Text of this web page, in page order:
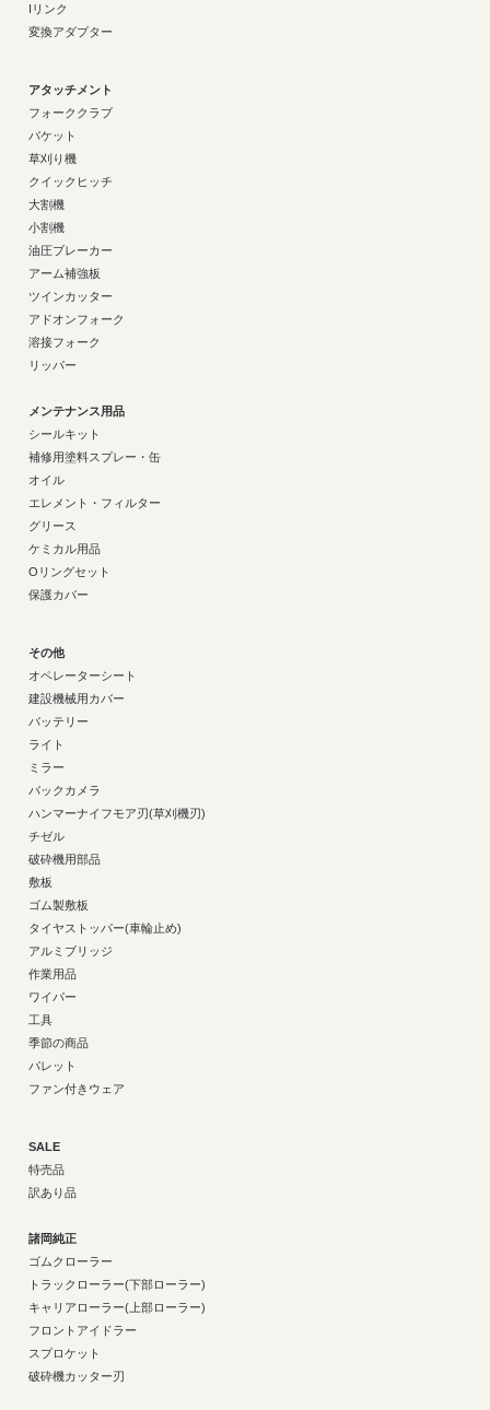
Iリンク
変換アダプター
アタッチメント
フォーククラブ
バケット
草刈り機
クイックヒッチ
大割機
小割機
油圧ブレーカー
アーム補強板
ツインカッター
アドオンフォーク
溶接フォーク
リッパー
メンテナンス用品
シールキット
補修用塗料スプレー・缶
オイル
エレメント・フィルター
グリース
ケミカル用品
Oリングセット
保護カバー
その他
オペレーターシート
建設機械用カバー
バッテリー
ライト
ミラー
バックカメラ
ハンマーナイフモア刃(草刈機刃)
チゼル
破砕機用部品
敷板
ゴム製敷板
タイヤストッパー(車輪止め)
アルミブリッジ
作業用品
ワイパー
工具
季節の商品
パレット
ファン付きウェア
SALE
特売品
訳あり品
諸岡純正
ゴムクローラー
トラックローラー(下部ローラー)
キャリアローラー(上部ローラー)
フロントアイドラー
スプロケット
破砕機カッター刃